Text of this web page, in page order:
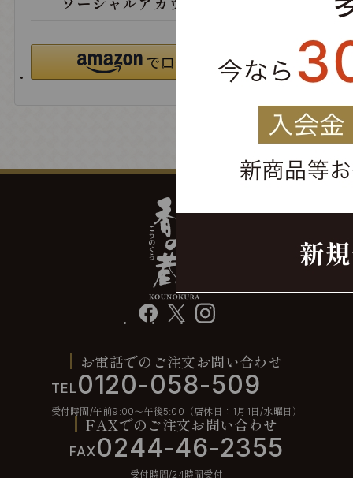
ソーシャルアカウントでログイン
facebook instagram
お電話でのご注文お問い合わせ
TEL 0120-058-509
受付時間/午前9:00〜午後5:00（店休日：1月1日/水曜日）
FAXでのご注文お問い合わせ
FAX0244-46-2355
受付時間/24時間受付